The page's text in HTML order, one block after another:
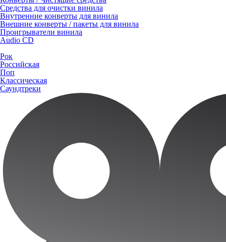
Средства для очистки винила
Внутренние конверты для винила
Внешние конверты / пакеты для винила
Проигрыватели винила
Audio CD
Рок
Российская
Поп
Классическая
Саундтреки